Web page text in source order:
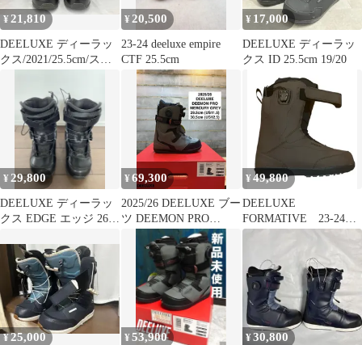
熱成型無料！】
¥21,810
DEELUXE ディーラッ
クス/2021/25.5cm/スノ
¥ 20,500
23-24 deeluxe empire
CTF 25.5cm
¥ 17,000
DEELUXE ディーラッ
クス ID 25.5cm 19/20
¥ 29,800
DEELUXE ディーラッ
クス EDGE エッジ 26.5
¥69,300
2025/26 DEELUXE ブー
ツ DEEMON PRO
MERCURY GREY 29.5/
30.5cm
¥ 49,800
DEELUXE
FORMATIVE 23-24
ELIAS S3 27.5 ディー
ラックス ブーツ ブ
ラウン
¥25,000 ¥53,900 ¥30,800